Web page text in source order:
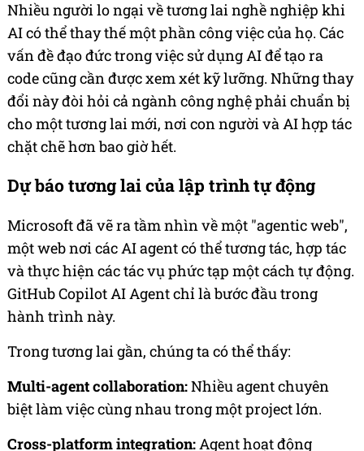
Nhiều người lo ngại về tương lai nghề nghiệp khi
AI có thể thay thế một phần công việc của họ. Các
vấn đề đạo đức trong việc sử dụng AI để tạo ra
code cũng cần được xem xét kỹ lưỡng. Những thay
đổi này đòi hỏi cả ngành công nghệ phải chuẩn bị
cho một tương lai mới, nơi con người và AI hợp tác
chặt chẽ hơn bao giờ hết.
Dự báo tương lai của lập trình tự động
Microsoft đã vẽ ra tầm nhìn về một "agentic web",
một web nơi các AI agent có thể tương tác, hợp tác
và thực hiện các tác vụ phức tạp một cách tự động.
GitHub Copilot AI Agent chỉ là bước đầu trong
hành trình này.
Trong tương lai gần, chúng ta có thể thấy:
Multi-agent collaboration:Nhiều agent chuyên
biệt làm việc cùng nhau trong một project lớn.
Cross-platform integration:Agent hoạt động